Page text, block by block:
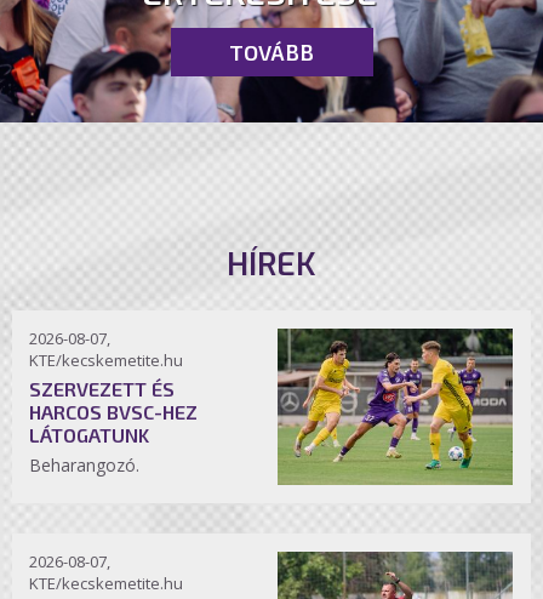
TOVÁBB
HÍREK
2026-08-07,
KTE/kecskemetite.hu
SZERVEZETT ÉS
HARCOS BVSC-HEZ
LÁTOGATUNK
Beharangozó.
2026-08-07,
KTE/kecskemetite.hu